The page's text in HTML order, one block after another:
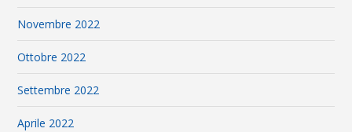
Novembre 2022
Ottobre 2022
Settembre 2022
Aprile 2022